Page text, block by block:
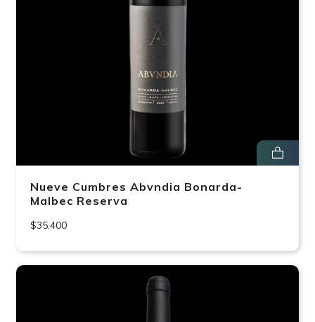
Nueve Cumbres Abvndia Bonarda-
Malbec Reserva
$35.400